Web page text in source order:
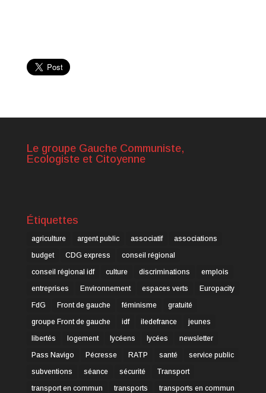
Le groupe Gauche Communiste,
Ecologiste et Citoyenne
Étiquettes
agriculture argent public associatif
associations
budget
CDG express
conseil régional
conseil régional idf
culture discriminations
emplois
entreprises
Environnement espaces verts
Europacity
FdG
Front de gauche féminisme
gratuité
groupe Front de gauche
idf iledefrance
jeunes
libertés
logement lycéens lycées
newsletter
Pass Navigo
Pécresse RATP santé
service public
subventions
séance sécurité
Transport
transport en commun
transports transports en commun